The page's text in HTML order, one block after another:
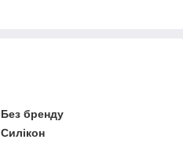
Без бренду
Силікон